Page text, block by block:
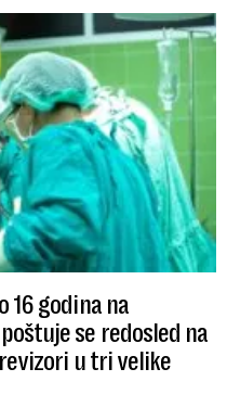
16 godina na
se redosled na
u tri velike